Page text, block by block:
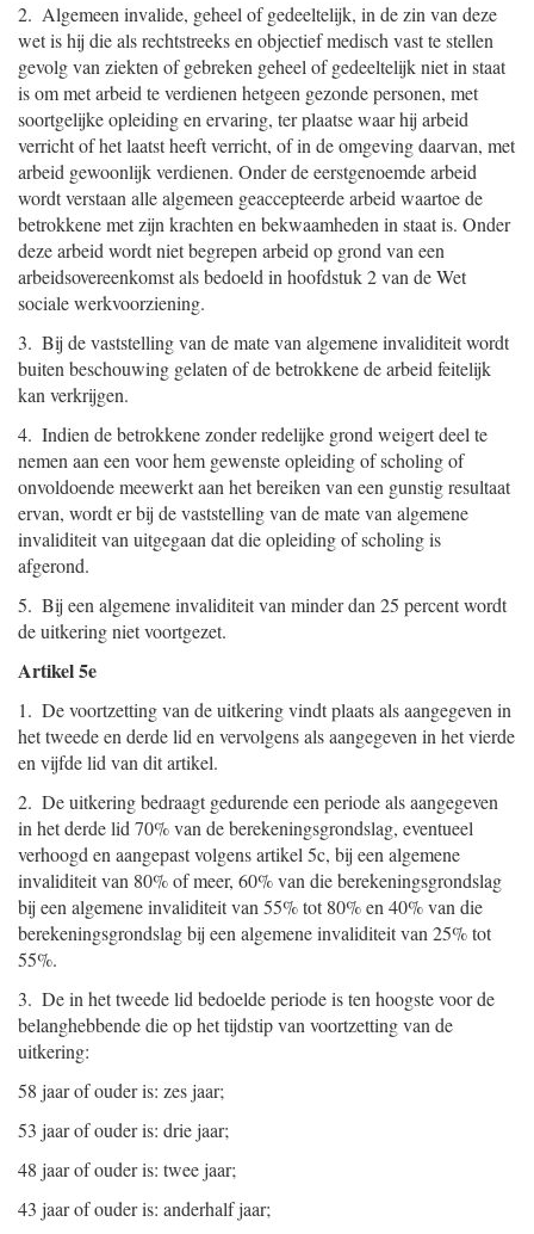
2. Algemeen invalide, geheel of gedeeltelijk, in de zin van deze
wet is hij die als rechtstreeks en objectief medisch vast te stellen
gevolg van ziekten of gebreken geheel of gedeeltelijk niet in staat
is om met arbeid te verdienen hetgeen gezonde personen, met
soortgelijke opleiding en ervaring, ter plaatse waar hij arbeid
verricht of het laatst heeft verricht, of in de omgeving daarvan, met
arbeid gewoonlijk verdienen. Onder de eerstgenoemde arbeid
wordt verstaan alle algemeen geaccepteerde arbeid waartoe de
betrokkene met zijn krachten en bekwaamheden in staat is. Onder
deze arbeid wordt niet begrepen arbeid op grond van een
arbeidsovereenkomst als bedoeld in hoofdstuk 2 van de Wet
sociale werkvoorziening.
3. Bij de vaststelling van de mate van algemene invaliditeit wordt
buiten beschouwing gelaten of de betrokkene de arbeid feitelijk
kan verkrijgen.
4. Indien de betrokkene zonder redelijke grond weigert deel te
nemen aan een voor hem gewenste opleiding of scholing of
onvoldoende meewerkt aan het bereiken van een gunstig resultaat
ervan, wordt er bij de vaststelling van de mate van algemene
invaliditeit van uitgegaan dat die opleiding of scholing is
afgerond.
5. Bij een algemene invaliditeit van minder dan 25 percent wordt
de uitkering niet voortgezet.
Artikel 5e
1. De voortzetting van de uitkering vindt plaats als aangegeven in
het tweede en derde lid en vervolgens als aangegeven in het vierde
en vijfde lid van dit artikel.
2. De uitkering bedraagt gedurende een periode als aangegeven
in het derde lid 70% van de berekeningsgrondslag, eventueel
verhoogd en aangepast volgens artikel 5c, bij een algemene
invaliditeit van 80% of meer, 60% van die berekeningsgrondslag
bij een algemene invaliditeit van 55% tot 80% en 40% van die
berekeningsgrondslag bij een algemene invaliditeit van 25% tot
55%.
3. De in het tweede lid bedoelde periode is ten hoogste voor de
belanghebbende die op het tijdstip van voortzetting van de
uitkering:
58 jaar of ouder is: zes jaar;
53 jaar of ouder is: drie jaar;
48 jaar of ouder is: twee jaar;
43 jaar of ouder is: anderhalf jaar;